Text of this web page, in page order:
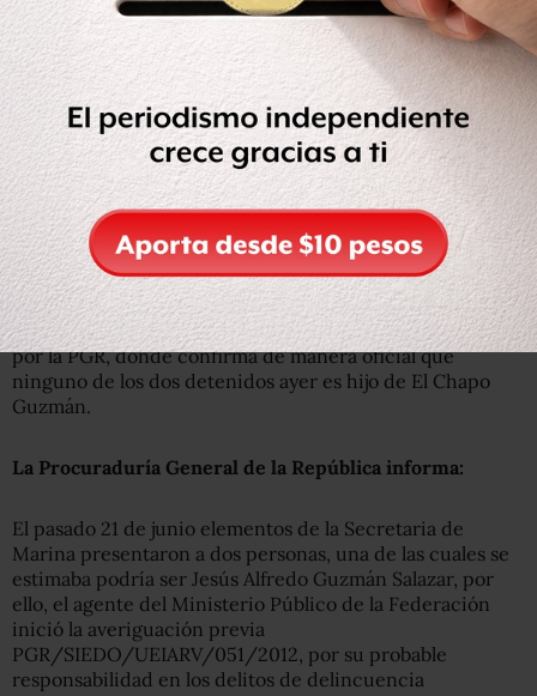
presentó ante los medios de comunicación como Jesús
Alfredo Guzmán Salazar, hijo del líder del cártel de
Sinaloa, Joaquín El Chapo Guzmán,
es en realidad Félix
Beltrán León
, de 23 años de edad.
A esta conclusión se llegó luego de que, tal y como
enuncia la PGR en el comunicado,“se realizaran las
pruebas necesarias para conocer su identidad”, por lo
que se determinó que“los presentados son Félix
Beltrán León y Kevin Daniel Beltrán Ríos,de 23 y 19
años de edad, respectivamente”.
A continuación, el texto íntegro del comunicado emitido
por la PGR, donde confirma de manera oficial que
ninguno de los dos detenidos ayer es hijo de El Chapo
Guzmán.
La Procuraduría General de la República informa:
El pasado 21 de junio elementos de la Secretaria de
Marina presentaron a dos personas, una de las cuales se
estimaba podría ser Jesús Alfredo Guzmán Salazar, por
ello, el agente del Ministerio Público de la Federación
inició la averiguación previa
PGR/SIEDO/UEIARV/051/2012, por su probable
responsabilidad en los delitos de delincuencia